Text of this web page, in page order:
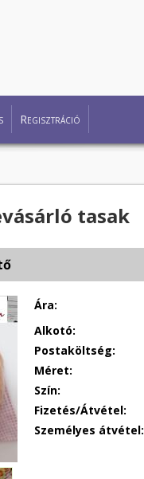
Regisztráció
tasak
Ára:
Alkotó:
Postaköltség:
Méret:
Szín:
Fizetés/Átvétel:
Személyes átvétel: